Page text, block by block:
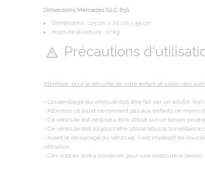
Dimensions Mercedes GLC 63S
Dimensions : 115 cm x 70 cm x 55 cm
Poids de la voiture : 17 kg
Précautions
Attention, pour la sécurité de votre enfant et celles des
- L’assemblage du véhicule doit être fait par un adulte,
- Attention ce jouet ne convient pas aux enfants de moins
- Ce véhicule est destiné à être utilisé sur un terrain privé
- Ce véhicule doit toujours être utilisé sous la surveillance
- Avant le démarrage du véhicule, il est impératif de
utilisation.
- Ces notices sont à conserver pour une relecture si besoin.